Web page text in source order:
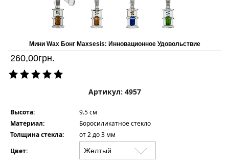
Мини Wax Бонг Maxsesis: Инновационное Удовольствие
260,00грн.
Артикул: 4957
Высота:
9.5 см
Материал:
Боросиликатное стекло
Толщина стекла:
от 2 до 3 мм
Цвет: